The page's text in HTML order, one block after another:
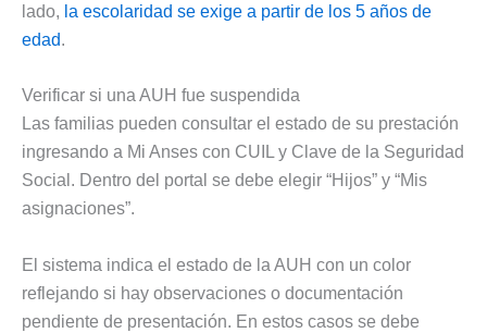
lado, la escolaridad se exige a partir de los 5 años de
edad.
Verificar si una AUH fue suspendida
Las familias pueden consultar el estado de su prestación
ingresando a Mi Anses con CUIL y Clave de la Seguridad
Social. Dentro del portal se debe elegir “Hijos” y “Mis
asignaciones”.
El sistema indica el estado de la AUH con un color
reflejando si hay observaciones o documentación
pendiente de presentación. En estos casos se debe